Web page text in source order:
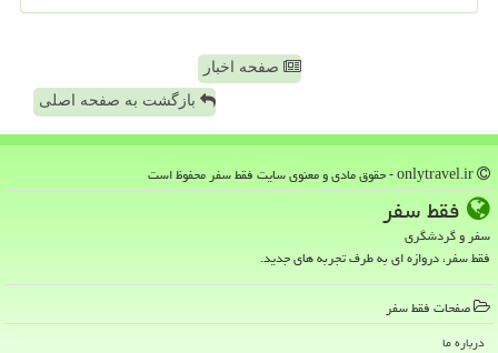
صفحه اخبار
بازگشت به صفحه اصلی
فقط سفر
سفر و گردشگری
فقط سفر، دروازه ای به طرف تجربه های جدید.
صفحات فقط سفر
درباره ما